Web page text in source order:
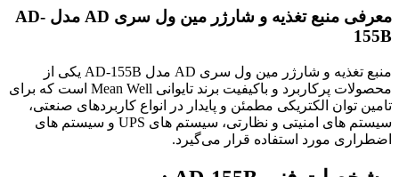
معرفی منبع تغذیه و شارژر مین ول سری AD مدل AD-
155B
منبع تغذیه و شارژر مین‌ ول سری AD مدل AD-155B یکی از
محصولات پرکاربرد و باکیفیت برند تایوانی Mean Well است که برای
تامین توان الکتریکی مطمئن و پایدار در انواع کاربردهای صنعتی،
سیستم های امنیتی و نظارتی، سیستم های UPS و سیستم های
اضطراری مورد استفاده قرار می‌گیرد.